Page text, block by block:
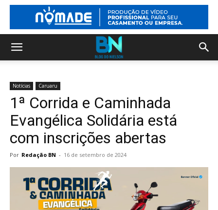
Notícias Caruaru
1ª Corrida e Caminhada
Evangélica Solidária está
com inscrições abertas
Por Redação BN - 16 de setembro de 2024